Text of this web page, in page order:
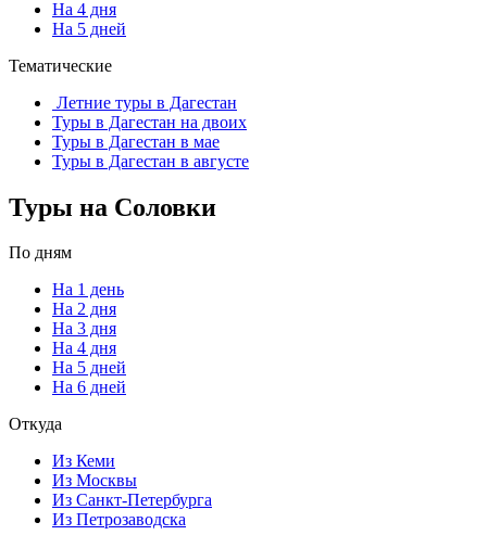
На 4 дня
На 5 дней
Тематические
Летние туры в Дагестан
Туры в Дагестан на двоих
Туры в Дагестан в мае
Туры в Дагестан в августе
Туры на Соловки
По дням
На 1 день
На 2 дня
На 3 дня
На 4 дня
На 5 дней
На 6 дней
Откуда
Из Кеми
Из Москвы
Из Санкт-Петербурга
Из Петрозаводска